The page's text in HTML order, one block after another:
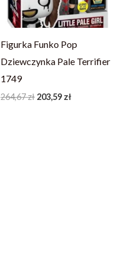
Figurka Funko Pop
Dziewczynka Pale Terrifier
1749
264,67zł 203,59 zł